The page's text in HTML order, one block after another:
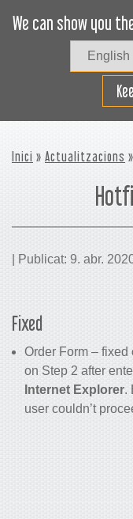
We can show you
Inici » Actualitzacions
| Publicat: 9. abr.
Fixed
Order Form – fixed
on Step 2 after
Internet Explorer.
user couldn’t